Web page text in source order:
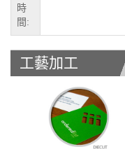
時
間:
工藝加工